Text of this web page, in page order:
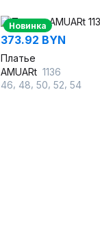
Новинка
373.92 BYN
Платье
AMUARt 1136
46 48 50 52 54